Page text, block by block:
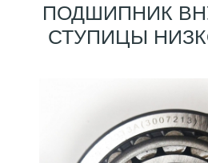
ПОДШИПНИК
СТУПИЦЫ